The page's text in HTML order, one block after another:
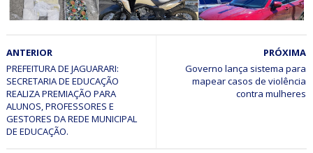
Polícia Civil prende suspeito de agiotagem e extorsão
com munições e veículos de luxo em Senhor do Bonfim
(BA)
PRÓXIMA
Governo lança sistema para
mapear casos de violência
ANTERIOR
PREFEITURA DE JAGUARARI:
SECRETARIA DE EDUCAÇÃO
REALIZA PREMIAÇÃO PARA
ALUNOS, PROFESSORES E
GESTORES DA REDE MUNICIPAL